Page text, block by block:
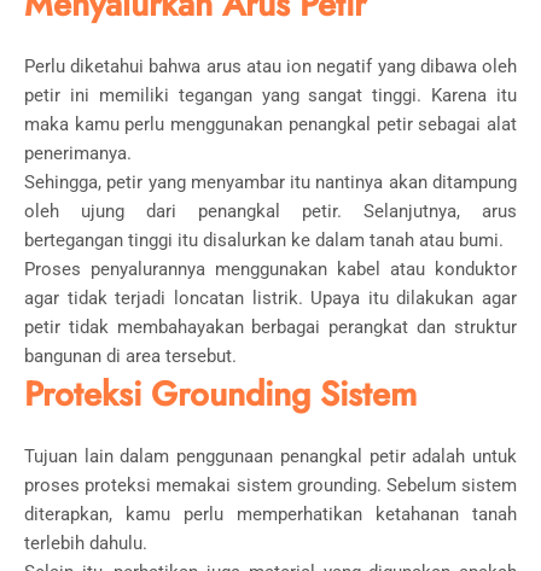
Perlu diketahui bahwa arus atau ion negatif yang dibawa oleh
petir ini memiliki tegangan yang sangat tinggi. Karena itu
maka kamu perlu menggunakan penangkal petir sebagai alat
penerimanya.
Sehingga, petir yang menyambar itu nantinya akan ditampung
oleh ujung dari penangkal petir. Selanjutnya, arus
bertegangan tinggi itu disalurkan ke dalam tanah atau bumi.
Proses penyalurannya menggunakan kabel atau konduktor
agar tidak terjadi loncatan listrik. Upaya itu dilakukan agar
petir tidak membahayakan berbagai perangkat dan struktur
bangunan di area tersebut.
Proteksi Grounding Sistem
Tujuan lain dalam penggunaan penangkal petir adalah untuk
proses proteksi memakai sistem grounding. Sebelum sistem
diterapkan, kamu perlu memperhatikan ketahanan tanah
terlebih dahulu.